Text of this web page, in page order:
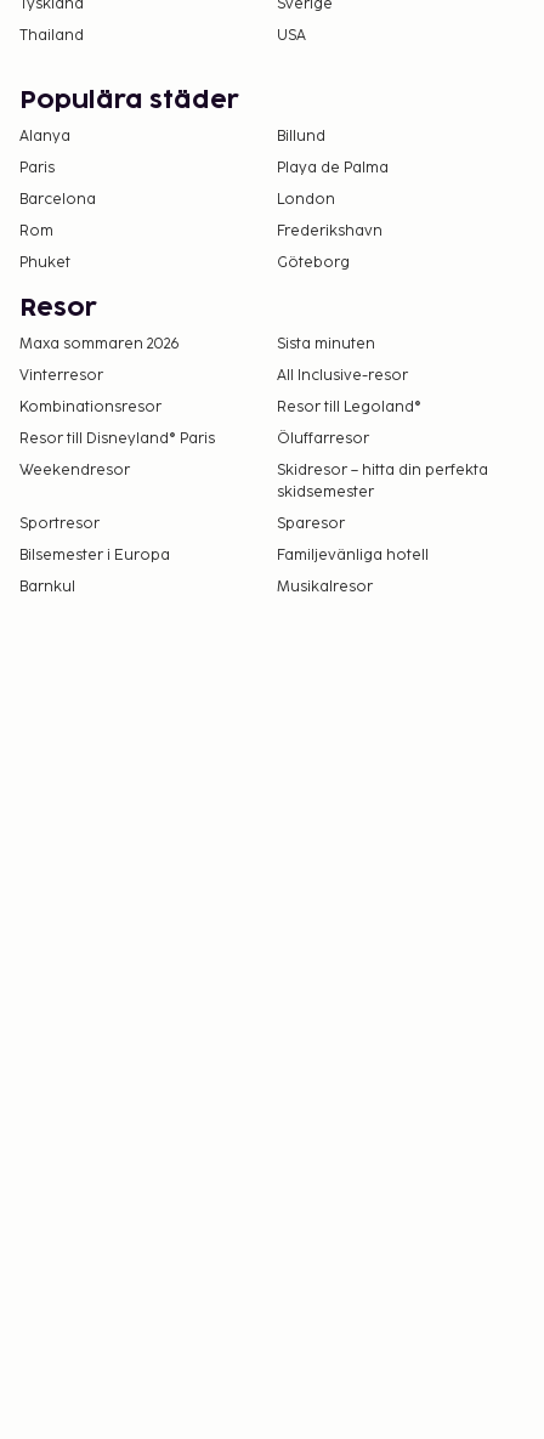
Tyskland
Sverige
Thailand
USA
Populära städer
Alanya
Billund
Paris
Playa de Palma
Barcelona
London
Rom
Frederikshavn
Phuket
Göteborg
Resor
Maxa sommaren 2026
Sista minuten
Vinterresor
All Inclusive-resor
Kombinationsresor
Resor till Legoland®
Resor till Disneyland® Paris
Öluffarresor
Weekendresor
Skidresor – hitta din perfekta
skidsemester
Sportresor
Sparesor
Bilsemester i Europa
Familjevänliga hotell
Barnkul
Musikalresor